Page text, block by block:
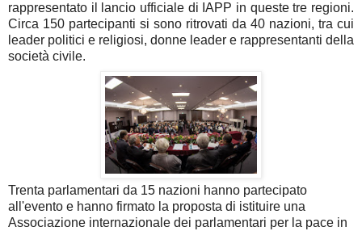
rappresentato il lancio ufficiale di IAPP in queste tre regioni.
Circa 150 partecipanti si sono ritrovati da 40 nazioni, tra cui
leader politici e religiosi, donne leader e rappresentanti della
società civile.
Trenta parlamentari da 15 nazioni hanno partecipato
all'evento e hanno firmato la proposta di istituire una
Associazione internazionale dei parlamentari per la pace in